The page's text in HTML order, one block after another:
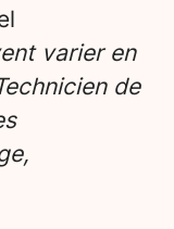
varier en
de